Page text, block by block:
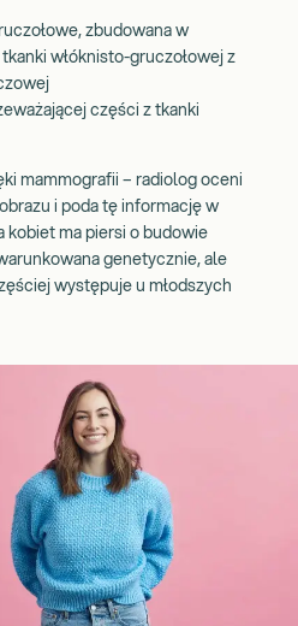
zbudowana w
włóknisto-gruczołowej z
części z tkanki
mammografii – radiolog oceni
i poda tę informację w
kobiet ma piersi o budowie
genetycznie, ale
występuje u młodszych